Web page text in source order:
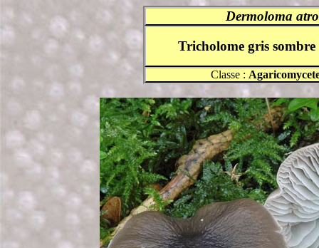
Dermoloma
Tricholome gris sombre
Classe :